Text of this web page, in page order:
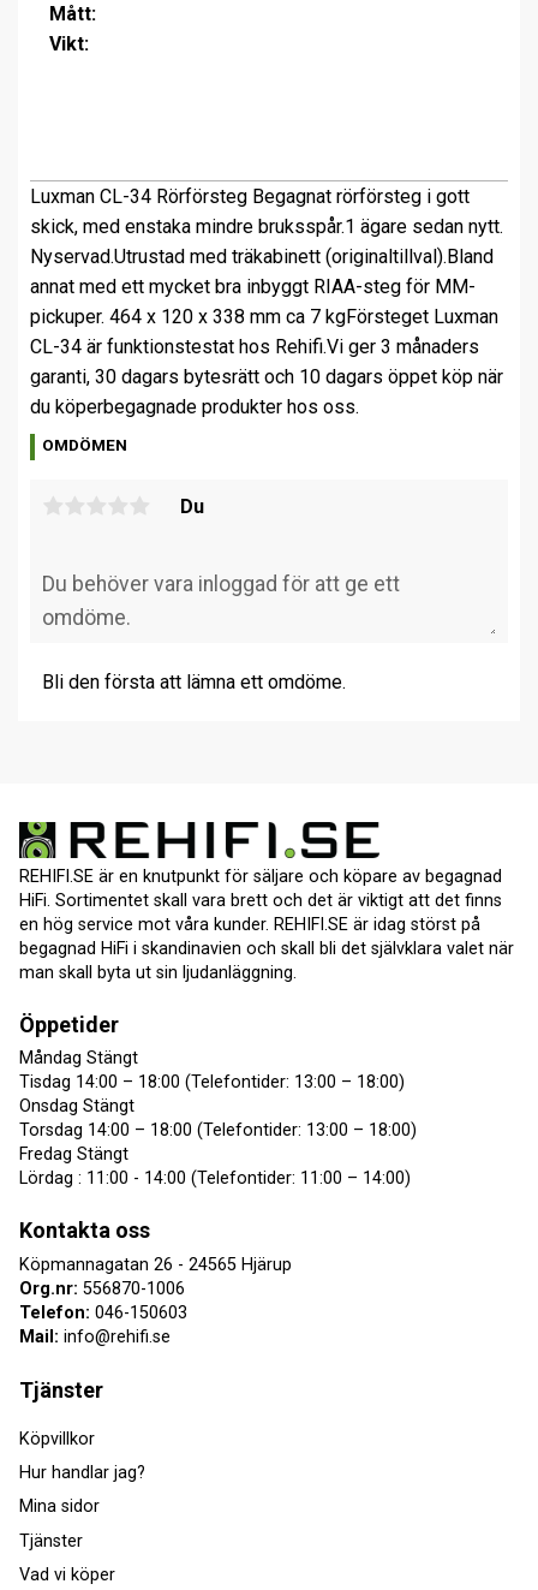
Mått:
Vikt:
Luxman CL-34 Rörförsteg Begagnat rörförsteg i gott
skick, med enstaka mindre bruksspår.1 ägare sedan nytt.
Nyservad.Utrustad med träkabinett (originaltillval).Bland
annat med ett mycket bra inbyggt RIAA-steg för MM-
pickuper. 464 x 120 x 338 mm ca 7 kgFörsteget Luxman
CL-34 är funktionstestat hos Rehifi.Vi ger 3 månaders
garanti, 30 dagars bytesrätt och 10 dagars öppet köp när
du köperbegagnade produkter hos oss.
OMDÖMEN
Du
Bli den första att lämna ett omdöme.
REHIFI.SE är en knutpunkt för säljare och köpare av begagnad
HiFi. Sortimentet skall vara brett och det är viktigt att det finns
en hög service mot våra kunder. REHIFI.SE är idag störst på
begagnad HiFi i skandinavien och skall bli det självklara valet när
man skall byta ut sin ljudanläggning.
Öppetider
Måndag Stängt
Tisdag 14:00 – 18:00 (Telefontider: 13:00 – 18:00)
Onsdag Stängt
Torsdag 14:00 – 18:00 (Telefontider: 13:00 – 18:00)
Fredag Stängt
Lördag : 11:00 - 14:00 (Telefontider: 11:00 – 14:00)
Kontakta oss
Köpmannagatan 26 - 24565 Hjärup
Org.nr: 556870-1006
Telefon: 046-150603
Mail: info@rehifi.se
Tjänster
Köpvillkor
Hur handlar jag?
Mina sidor
Tjänster
Vad vi köper